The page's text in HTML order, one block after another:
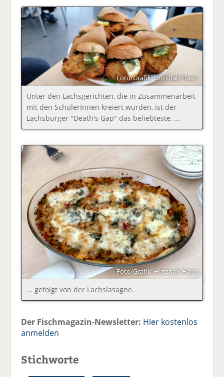
Foto/Grafik: Hirtshals Havn
Unter den Lachsgerichten, die in Zusammenarbeit
mit den SchülerInnen kreiert wurden, ist der
Lachsburger "Death's Gap" das beliebteste, ...
Foto/Grafik: Hirtshals Havn
... gefolgt von der Lachslasagne.
Der Fischmagazin-Newsletter: Hier kostenlos
anmelden
Stichworte